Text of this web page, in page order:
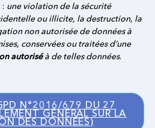
une violation de la sécurité
ou illicite, la destruction, la
non autorisée de données à
conservées ou traitées d’une
autoriséà de telles données.
N°2016/679 DU 27
GÉNÉRAL SUR LA
DES DONNÉES)